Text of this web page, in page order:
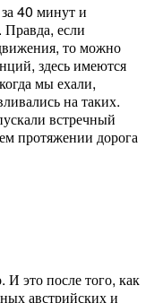
40 минут и
Правда, если
то можно
здесь имеются
мы ехали,
на таких.
встречный
протяжении дорога
И это после того, как
австрийских и